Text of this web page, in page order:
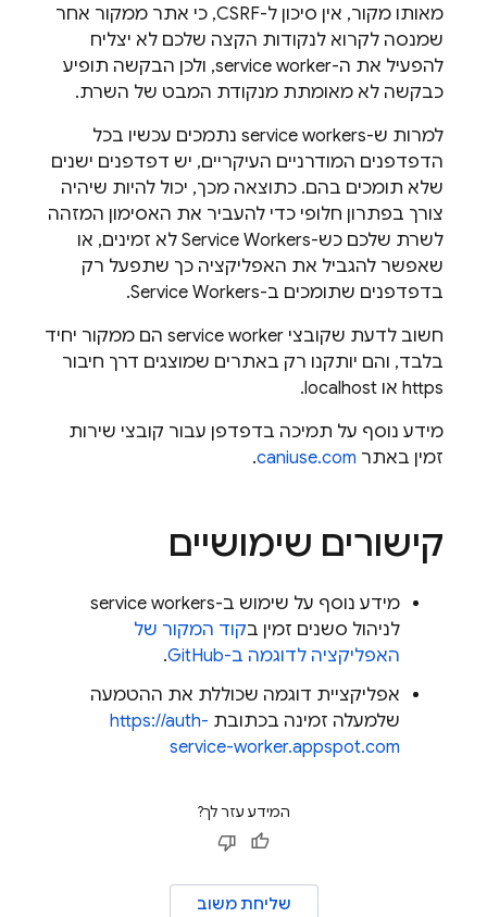
מאותו מקור, אין סיכון ל-CSRF, כי אתר ממקור אחר
שמנסה לקרוא לנקודות הקצה שלכם לא יצליח
להפעיל את ה-service worker, ולכן הבקשה תופיע
כבקשה לא מאומתת מנקודת המבט של השרת.
למרות ש-service workers נתמכים עכשיו בכל
הדפדפנים המודרניים העיקריים, יש דפדפנים ישנים
שלא תומכים בהם. כתוצאה מכך, יכול להיות שיהיה
צורך בפתרון חלופי כדי להעביר את האסימון המזהה
לשרת שלכם כש-Service Workers לא זמינים, או
שאפשר להגביל את האפליקציה כך שתפעל רק
בדפדפנים שתומכים ב-Service Workers.
חשוב לדעת שקובצי service worker הם ממקור יחיד
בלבד, והם יותקנו רק באתרים שמוצגים דרך חיבור
https או localhost.
מידע נוסף על תמיכה בדפדפן עבור קובצי שירות
זמין באתר caniuse.com
.
קישורים שימושיים
מידע נוסף על שימוש ב-service workers
לניהול סשנים זמין בקוד המקור של
האפליקציה לדוגמה ב-GitHub
.
אפליקציית דוגמה שכוללת את ההטמעה
שלמעלה זמינה בכתובת https://auth-
service-worker.appspot.com
המידע עזר לך?
שליחת משוב